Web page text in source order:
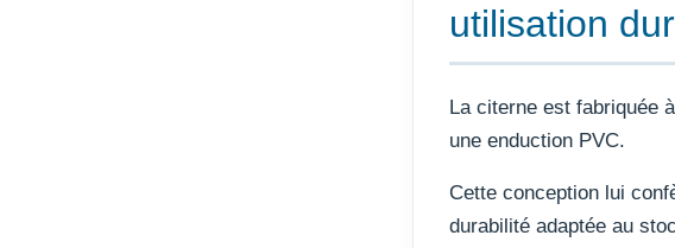
utilisation
La citerne est fabriquée
une enduction PVC.
Cette conception lui
durabilité adaptée au